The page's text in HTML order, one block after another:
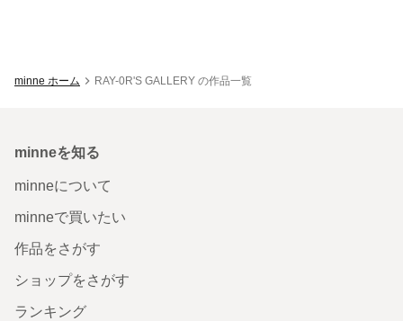
minne ホーム RAY-0R'S GALLERY の作品一覧
minneを知る
minneについて
minneで買いたい
作品をさがす
ショップをさがす
ランキング